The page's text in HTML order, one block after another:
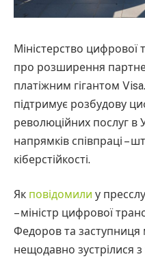
Міністерство цифрової
про розширення
платіжним гігантом
підтримує розбудову
революційних послуг в
напрямків співпраці –
кіберстійкості.
Як повідомили у
– міністр цифрової
Федоров та заступниця
нещодавно зустрілися